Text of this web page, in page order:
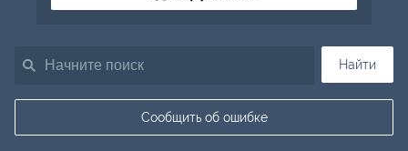
Найти
Сообщить об ошибке